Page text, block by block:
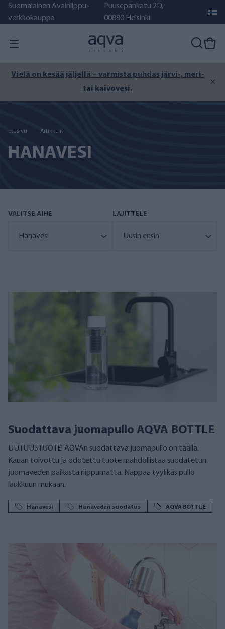
Suomalainen Avainlippu-
verkkokauppa
Puusepänkatu 2D,
00880 Helsinki
Vielä on kesää jäljellä – varmista puhdas järvi-, meri-
tai kaivovesi.
Etusivu Artikkelit
HANAVESI
VALITSE AIHE LAJITTELE
Suodattava juomapullo AQVA BOTTLE
UUTUUSTUOTE! AQVAn suodattava juomapullo on täällä.
Kauan toivottu ja odotettu tuote mahdollistaa suodatetun
juomaveden paikasta riippumatta. Nappaa tyylikäs pullo
laukkuun mukaan.
Hanavesi Hanaveden suodatus AQVA BOTTLE